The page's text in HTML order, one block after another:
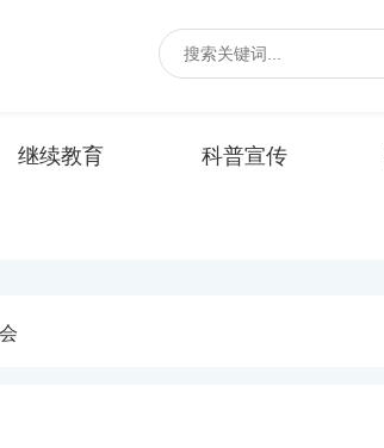
继续教育 科普宣传